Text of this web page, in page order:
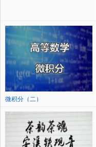
微积分（二）